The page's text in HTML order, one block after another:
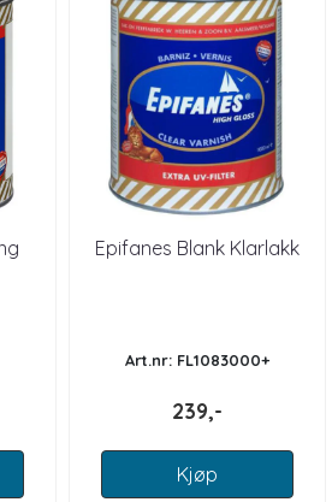
Epifanes Blank Klarlakk
Art.nr: FL1083000+
239,-
Kjøp